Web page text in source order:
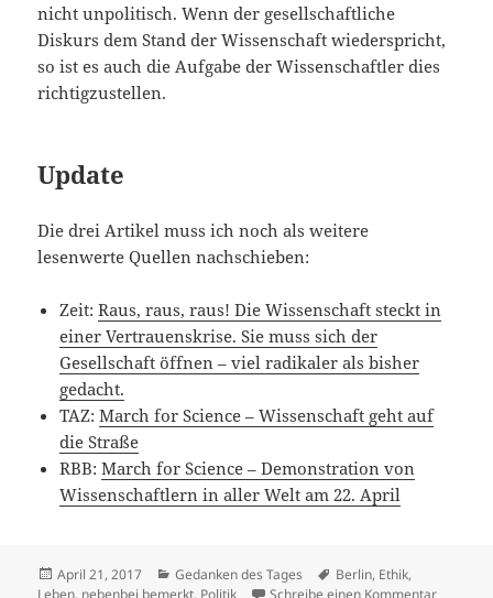
nicht unpolitisch. Wenn der gesellschaftliche
Diskurs dem Stand der Wissenschaft wiederspricht,
so ist es auch die Aufgabe der Wissenschaftler dies
richtigzustellen.
Update
Die drei Artikel muss ich noch als weitere
lesenwerte Quellen nachschieben:
Zeit:Raus, raus, raus! Die Wissenschaft steckt in
einer Vertrauenskrise. Sie muss sich der
Gesellschaft öffnen – viel radikaler als bisher
gedacht.
TAZ:March for Science – Wissenschaft geht auf
die Straße
RBB:March for Science – Demonstration von
Wissenschaftlern in aller Welt am 22. April
Veröffentlicht
am
April 21, 2017 Kategorien
Gedanken des Tages Schlagwörter
Berlin, Ethik,
Leben, nebenbei bemerkt, Politik Schreibe einen Kommentarzu